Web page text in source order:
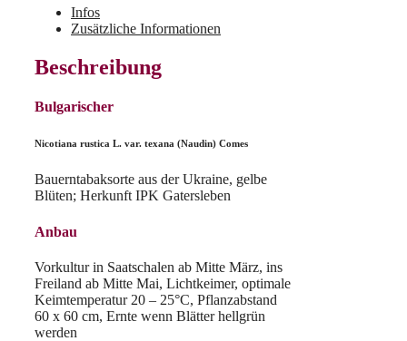
Infos
Zusätzliche Informationen
Beschreibung
Bulgarischer
Nicotiana rustica L. var. texana (Naudin) Comes
Bauerntabaksorte aus der Ukraine, gelbe
Blüten; Herkunft IPK Gatersleben
Anbau
Vorkultur in Saatschalen ab Mitte März, ins
Freiland ab Mitte Mai, Lichtkeimer, optimale
Keimtemperatur 20 – 25°C, Pflanzabstand
60 x 60 cm, Ernte wenn Blätter hellgrün
werden